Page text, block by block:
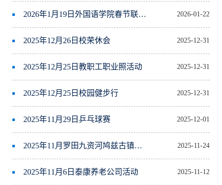
2026年1月19日外国语学院春节联欢会 2026-01-22
2025年12月26日校荣休会 2025-12-31
2025年12月25日教职工职业照活动 2025-12-31
2025年12月25日校园健步行 2025-12-31
2025年11月29日乒乓球赛 2025-12-01
2025年11月罗田九资河鸠兹古镇、张公山寨秋游 2025-11-24
2025年11月6日泰康养老公司活动 2025-11-12